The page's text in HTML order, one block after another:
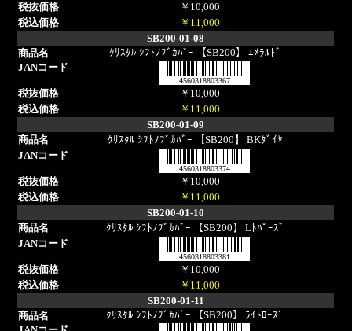
￥10,000
￥11,000
SB200-01-08
ｸﾘｽﾀﾙ ｼﾌﾄﾉﾌﾞｶﾊﾞｰ 【SB200】 ｴﾒﾗﾙﾄﾞ
4560318803367
￥10,000
￥11,000
SB200-01-09
ｸﾘｽﾀﾙ ｼﾌﾄﾉﾌﾞｶﾊﾞｰ 【SB200】 BKﾀﾞｲﾔ
4560318803374
￥10,000
￥11,000
SB200-01-10
ｸﾘｽﾀﾙ ｼﾌﾄﾉﾌﾞｶﾊﾞｰ 【SB200】 Lﾄﾊﾟｰｽﾞ
4560318803381
￥10,000
￥11,000
SB200-01-11
ｸﾘｽﾀﾙ ｼﾌﾄﾉﾌﾞｶﾊﾞｰ 【SB200】 ﾗｲﾄﾛｰｽﾞ